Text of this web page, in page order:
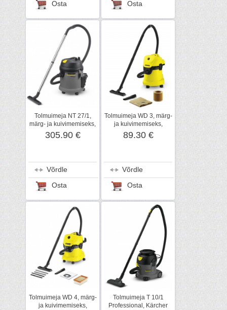
Osta Osta
Tolmuimeja NT 27/1,
märg- ja kuivimemiseks,
Kärcher
305.90 €
Võrdle
Osta
Tolmuimeja WD 3, märg-
ja kuivimemiseks,
Kärcher
89.30 €
Võrdle
Osta
Tolmuimeja WD 4, märg-
ja kuivimemiseks,
Tolmuimeja T 10/1
Professional, Kärcher